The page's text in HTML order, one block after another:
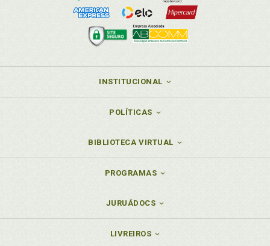
INSTITUCIONAL
POLÍTICAS
BIBLIOTECA VIRTUAL
PROGRAMAS
JURUÁDOCS
LIVREIROS